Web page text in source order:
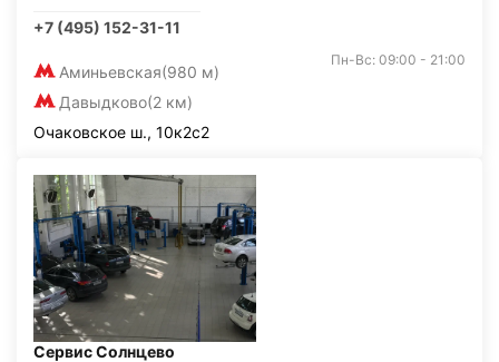
+7 (495) 152-31-11
Аминьевская(980 м)
Давыдково(2 км)
Пн-Вс: 09:00 - 21:00
Очаковское ш., 10к2с2
Сервис Солнцево